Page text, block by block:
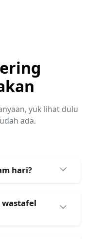
yuk lihat dulu
ada.
hari?